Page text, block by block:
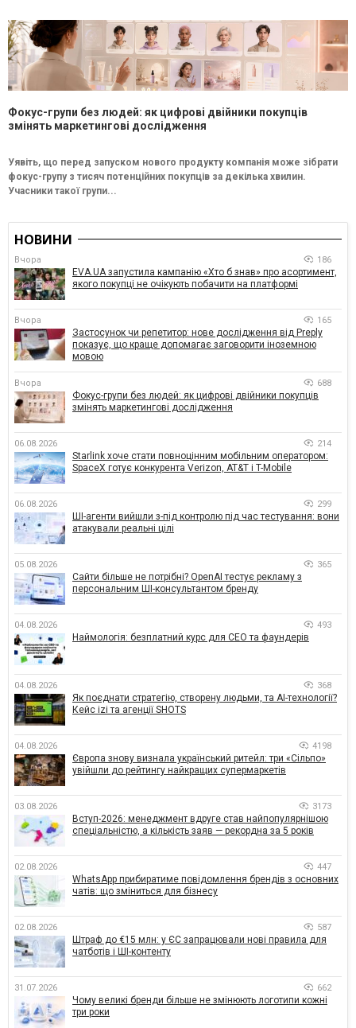
Фокус-групи без людей: як цифрові двійники покупців
змінять маркетингові дослідження
Уявіть, що перед запуском нового продукту компанія може зібрати
фокус-групу з тисяч потенційних покупців за декілька хвилин.
Учасники такої групи...
НОВИНИ
Вчора 186
EVA.UA запустила кампанію «Хто б знав» про асортимент,
якого покупці не очікують побачити на платформі
Вчора 165
Застосунок чи репетитор: нове дослідження від Preply
показує, що краще допомагає заговорити іноземною
мовою
Вчора 688
Фокус-групи без людей: як цифрові двійники покупців
змінять маркетингові дослідження
06.08.2026 214
Starlink хоче стати повноцінним мобільним оператором:
SpaceX готує конкурента Verizon, AT&T і T-Mobile
06.08.2026 299
ШІ-агенти вийшли з-під контролю під час тестування: вони
атакували реальні цілі
05.08.2026 365
Сайти більше не потрібні? OpenAI тестує рекламу з
персональним ШІ-консультантом бренду
04.08.2026 493
Наймологія: безплатний курс для CEO та фаундерів
04.08.2026 368
Як поєднати стратегію, створену людьми, та AI-технології?
Кейс izi та агенції SHOTS
04.08.2026 4198
Європа знову визнала український ритейл: три «Сільпо»
увійшли до рейтингу найкращих супермаркетів
03.08.2026 3173
Вступ-2026: менеджмент вдруге став найпопулярнішою
спеціальністю, а кількість заяв — рекордна за 5 років
02.08.2026 447
WhatsApp прибиратиме повідомлення брендів з основних
чатів: що зміниться для бізнесу
02.08.2026 587
Штраф до €15 млн: у ЄС запрацювали нові правила для
чатботів і ШІ-контенту
31.07.2026 662
Чому великі бренди більше не змінюють логотипи кожні
три роки